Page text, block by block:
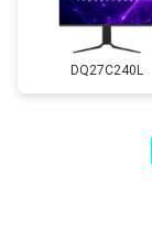
DQ27C240L